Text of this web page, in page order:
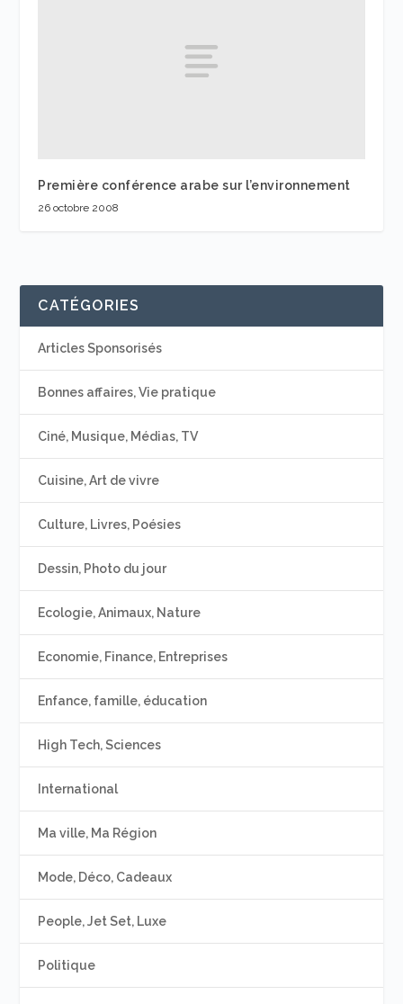
Première conférence arabe sur l’environnement
26 octobre 2008
CATÉGORIES
Articles Sponsorisés
Bonnes affaires, Vie pratique
Ciné, Musique, Médias, TV
Cuisine, Art de vivre
Culture, Livres, Poésies
Dessin, Photo du jour
Ecologie, Animaux, Nature
Economie, Finance, Entreprises
Enfance, famille, éducation
High Tech, Sciences
International
Ma ville, Ma Région
Mode, Déco, Cadeaux
People, Jet Set, Luxe
Politique